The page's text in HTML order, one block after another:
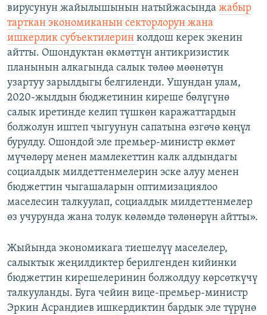
вирусунун жайылышынын натыйжасында жабыр
тарткан экономиканын секторлорун жана
ишкерлик субъектилерин колдош керек экенин
айтты. Ошондуктан өкмөттүн антикризистик
планынын алкагында салык төлөө мөөнөтүн
узартуу зарылдыгы белгиленди. Ушундан улам,
2020-жылдын бюджетинин киреше бөлүгүнө
салык иретинде келип түшкөн каражаттардын
болжолун иштеп чыгуунун сапатына өзгөчө көңүл
бурулду. Ошондой эле премьер-министр өкмөт
мүчөлөрү менен мамлекеттин калк алдындагы
социалдык милдеттенмелерин эске алуу менен
бюджеттин чыгашаларын оптимизациялоо
маселесин талкуулап, социалдык милдеттенмелер
өз учурунда жана толук көлөмдө төлөнөрүн айтты».
Жыйында экономикага тиешелүү маселелер,
салыктык жеңилдиктер берилгенден кийинки
бюджеттин кирешелеринин болжолдуу көрсөткүчү
талкууланды. Буга чейин вице-премьер-министр
Эркин Асрандиев ишкердиктин бардык эле түрүнө